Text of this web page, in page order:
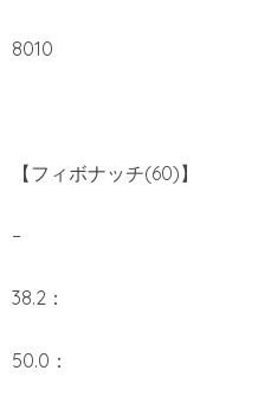
8010
【フィボナッチ(60)】
–
38.2：
50.0：